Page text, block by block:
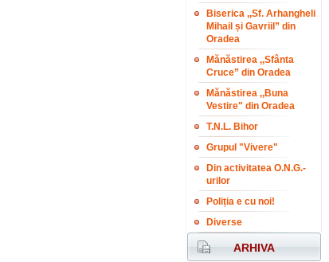
Biserica ,,Sf. Arhangheli
Mihail și Gavriil” din
Oradea
Mănăstirea ,,Sfânta
Cruce” din Oradea
Mănăstirea ,,Buna
Vestire" din Oradea
T.N.L. Bihor
Grupul "Vivere"
Din activitatea O.N.G.-
urilor
Poliția e cu noi!
Diverse
ARHIVA